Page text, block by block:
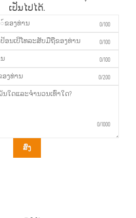
ເປັນໄປໄດ້.
0/100
0/100
0/100
0/200
0/1000
ສົ່ງ